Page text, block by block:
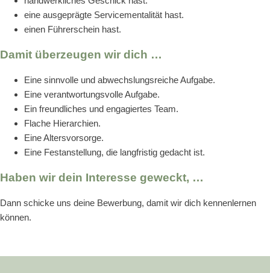
eine ausgeprägte Servicementalität hast.
einen Führerschein hast.
Damit überzeugen wir dich …
Eine sinnvolle und abwechslungsreiche Aufgabe.
Eine verantwortungsvolle Aufgabe.
Ein freundliches und engagiertes Team.
Flache Hierarchien.
Eine Altersvorsorge.
Eine Festanstellung, die langfristig gedacht ist.
Haben wir dein Interesse geweckt, …
Dann schicke uns deine Bewerbung, damit wir dich kennenlernen
können.